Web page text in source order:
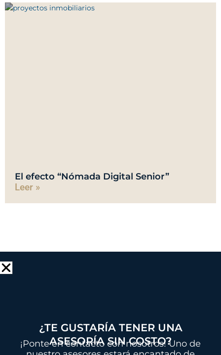
El efecto “Nómada Digital Senior”
Leer »
Proyectos inmobiliarios
Oportunidades
¿TE GUSTARÍA TENER UNA
ASESORÍA SIN COSTO?
¡Ponte en contacto con nosotros! Uno de